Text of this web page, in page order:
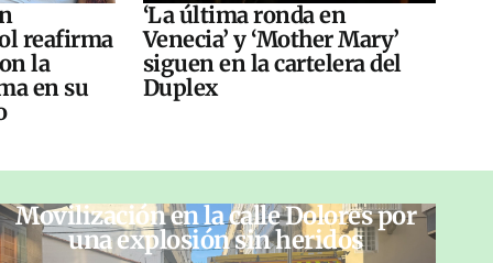
reafirma
la
en su
‘La última ronda en
Venecia’ y ‘Mother Mary’
siguen en la cartelera del
Duplex
Movilización en la calle Dolores por
una explosión sin heridos